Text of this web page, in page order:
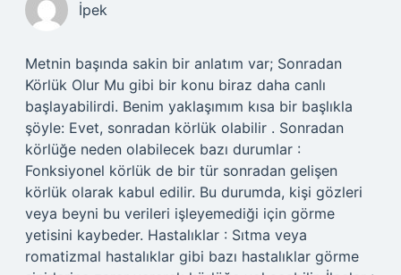
İpek
Metnin başında sakin bir anlatım var; Sonradan
Körlük Olur Mu gibi bir konu biraz daha canlı
başlayabilirdi. Benim yaklaşımım kısa bir başlıkla
şöyle: Evet, sonradan körlük olabilir . Sonradan
körlüğe neden olabilecek bazı durumlar :
Fonksiyonel körlük de bir tür sonradan gelişen
körlük olarak kabul edilir. Bu durumda, kişi gözleri
veya beyni bu verileri işleyemediği için görme
yetisini kaybeder. Hastalıklar : Sıtma veya
romatizmal hastalıklar gibi bazı hastalıklar görme